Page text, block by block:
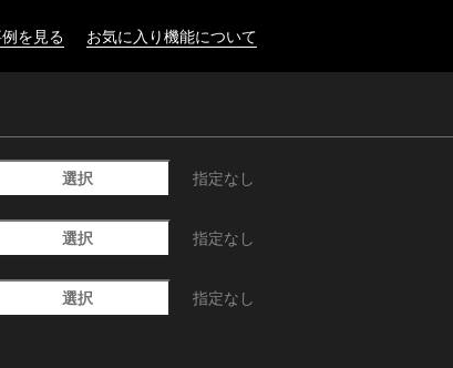
を見る お気に入り機能について
選択 指定なし
選択 指定なし
選択 指定なし